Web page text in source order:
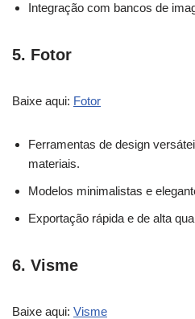
Integração com bancos de
5. Fotor
Baixe aqui: Fotor
Ferramentas de design
materiais.
Modelos minimalistas e
Exportação rápida e de alta
6. Visme
Baixe aqui: Visme